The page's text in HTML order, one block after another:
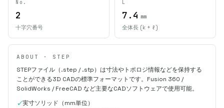
No.
2
十字穴番号
L
7.4 mm
全体長 (k + ℓ)
ABOUT · STEP
STEPファイル（.step / .stp）は寸法やトポロジ情報などを保持する
ことができる3D CADの標準フォーマットです。Fusion 360 /
SolidWorks / FreeCAD など主要なCADソフトウェアで使用可能。
実寸ソリッド（mm単位）